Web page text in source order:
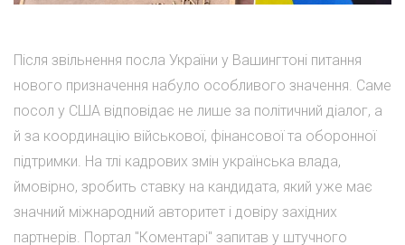
Після звільнення посла України у Вашингтоні питання
нового призначення набуло особливого значення. Саме
посол у США відповідає не лише за політичний діалог, а
й за координацію військової, фінансової та оборонної
підтримки. На тлі кадрових змін українська влада,
ймовірно, зробить ставку на кандидата, який уже має
значний міжнародний авторитет і довіру західних
партнерів. Портал "Коментарі" запитав у штучного